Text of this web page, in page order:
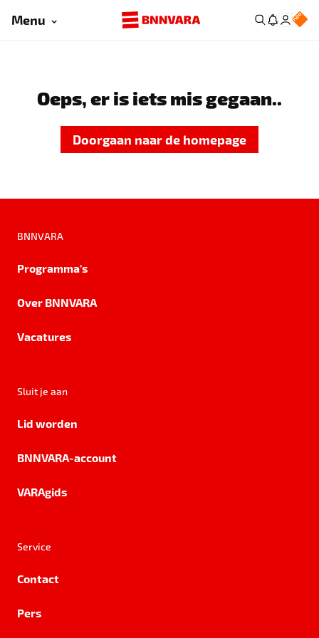
Menu
Oeps, er is iets mis gegaan..
Doorgaan naar de homepage
BNNVARA
Programma's
Over BNNVARA
Vacatures
Sluit je aan
Lid worden
BNNVARA-account
VARAgids
Service
Contact
Pers